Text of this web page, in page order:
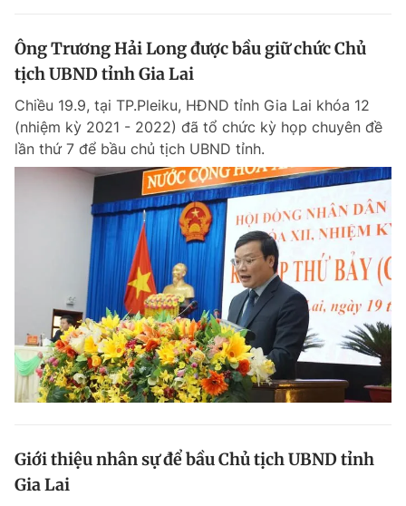
Ông Trương Hải Long được bầu giữ chức Chủ
tịch UBND tỉnh Gia Lai
Chiều 19.9, tại TP.Pleiku, HĐND tỉnh Gia Lai khóa 12
(nhiệm kỳ 2021 - 2022) đã tổ chức kỳ họp chuyên đề
lần thứ 7 để bầu chủ tịch UBND tỉnh.
Giới thiệu nhân sự để bầu Chủ tịch UBND tỉnh
Gia Lai